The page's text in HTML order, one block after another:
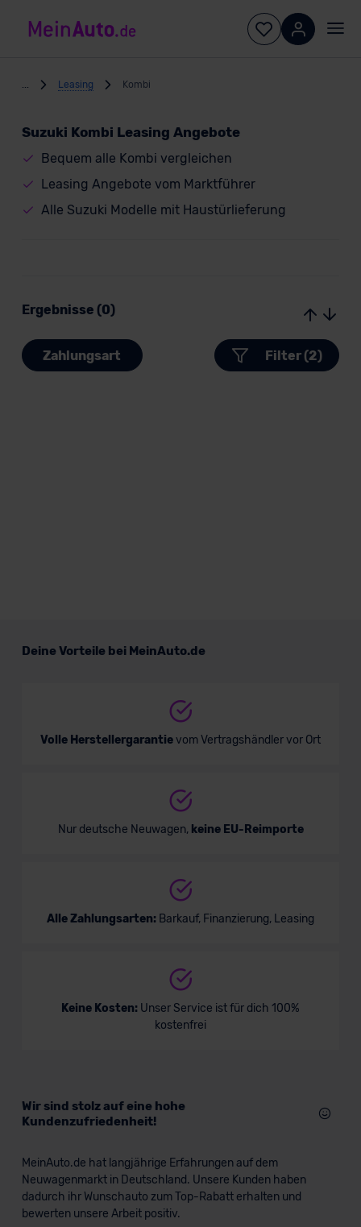
Leasing Kombi
Suzuki Kombi Leasing Angebote
Bequem alle Kombi vergleichen
Leasing Angebote vom Marktführer
Alle Suzuki Modelle mit Haustürlieferung
Ergebnisse (0)
Zahlungsart Filter (2)
Deine Vorteile bei MeinAuto.de
Volle Herstellergarantievom Vertragshändler vor Ort
Nur deutsche Neuwagen, keine EU-Reimporte
Alle Zahlungsarten: Barkauf, Finanzierung, Leasing
Keine Kosten: Unser Service ist für dich 100%
kostenfrei
Wir sind stolz auf eine hohe
Kundenzufriedenheit!
MeinAuto.de hat langjährige Erfahrungen auf dem
Neuwagenmarkt in Deutschland. Unsere Kunden haben
dadurch ihr Wunschauto zum Top-Rabatt erhalten und
bewerten unsere Arbeit positiv.